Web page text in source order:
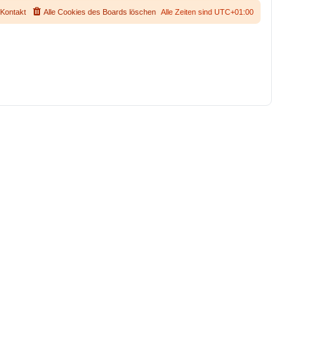
Alle Zeiten sind UTC+01:00
Alle Cookies des Boards löschen
Kontakt